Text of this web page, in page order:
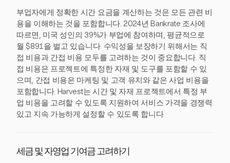
부업자에게 정확한 시간 요금을 계산하는 것은 모든 관련 비
용을 이해하는 것을 포함합니다. 2024년 Bankrate 조사에
따르면, 미국 성인의 39%가 부업에 참여하며, 평균적으로
월 $891을 벌고 있습니다. 수익성을 보장하기 위해서는 직
접 비용과 간접 비용 모두를 고려하는 것이 중요합니다. 직
접 비용은 프로젝트에 특정한 자재 및 도구를 포함할 수 있
으며, 간접 비용은 마케팅 및 고객 유치와 같은 사업 비용을
포함합니다. Harvest는 시간 및 자재 프로젝트에서 특정 부
업 비용을 고려할 수 있도록 지원하여 서비스 가격을 경쟁력
있고 지속 가능하게 설정할 수 있도록 합니다.
세금 및 자영업 기여금 고려하기